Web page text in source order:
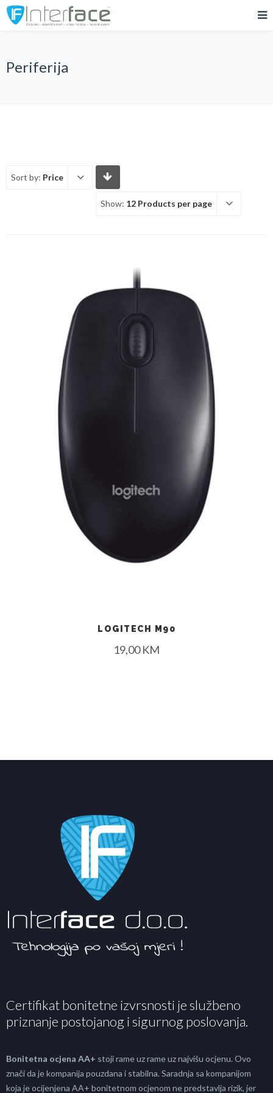
Periferija
Sort by: Price
Show: 12 Products per page
LOGITECH M90
19,00KM
Certifikat bonitetne izvrsnosti je službeno
priznanje postojanog i sigurnog poslovanja.
Bonitetna ocjena AA+ stoji rame uz rame uz najvišu ocjenu. Ovo
znači da je kompanija pouzdana i stabilna. Saradnja sa kompanijom
koja je ocijenjena AA+ bonitetnom ocjenom ne predstavlja rizik, jer